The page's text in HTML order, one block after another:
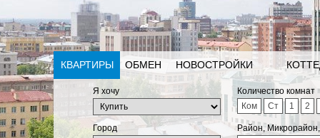
КВАРТИРЫ ОБМЕН НОВОСТРОЙКИ
Я хочу
Количество комнат
Ком
Ст 1 2
Город
Район,